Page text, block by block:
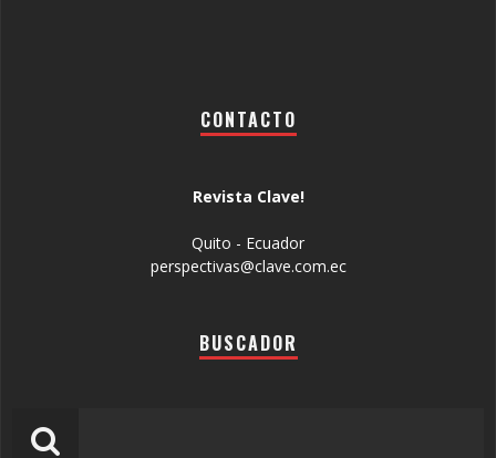
CONTACTO
Revista Clave!
Quito - Ecuador
perspectivas@clave.com.ec
BUSCADOR